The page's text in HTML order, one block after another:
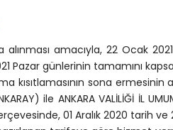
alınması amacıyla, 22 Ocak
Pazar günlerinin tamamını
sona ermesinin
ile ANKARA VALİLİĞİ İL
01 Aralık 2020 tarih ve